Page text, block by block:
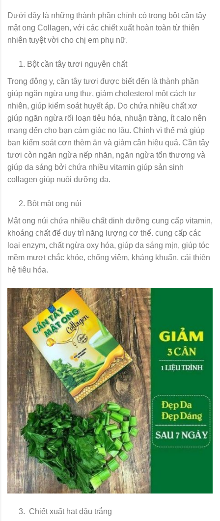
Dưới đây là những thành phần chính có trong bột cần tây
mật ong Collagen, với các chiết xuất hoàn toàn từ thiên
nhiên tuyệt vời cho chị em phụ nữ.
Bột cần tây tươi nguyên chất
Trong đông y, cần tây tươi được biết đến là thành phần
giúp ngăn ngừa ung thư, giảm cholesterol một cách tự
nhiên, giúp kiểm soát huyết áp. Do chứa nhiều chất xơ
giúp ngăn ngừa rối loạn tiêu hóa, nhuận tràng, ít calo nên
mang đến cho bạn cảm giác no lâu. Chính vì thế mà giúp
bạn kiểm soát cơn thèm ăn và giảm cân hiệu quả. Cần tây
tươi còn ngăn ngừa nếp nhăn, ngăn ngừa tổn thương và
giúp da sáng bởi chứa nhiều vitamin giúp sản sinh
collagen giúp nuôi dưỡng da.
Bột mật ong núi
Mật ong núi chứa nhiều chất dinh dưỡng cung cấp vitamin,
khoáng chất để duy trì năng lượng cơ thể. cung cấp các
loại enzym, chất ngừa oxy hóa, giúp da sáng mịn, giúp tóc
mềm mượt chắc khỏe, chống viêm, kháng khuẩn, cải thiện
hệ tiêu hóa.
Chiết xuất hạt đậu trắng